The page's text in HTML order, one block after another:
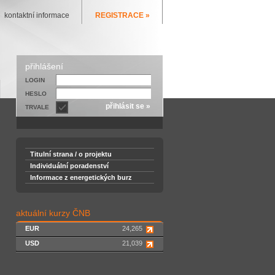
Titulní strana / o projektu
Individuální poradenství
Informace z energetických burz
aktuální kurzy ČNB
EUR
24,265
USD
21,039
kontaktní informace REGISTRACE »
přihlášení
LOGIN
HESLO
TRVALE